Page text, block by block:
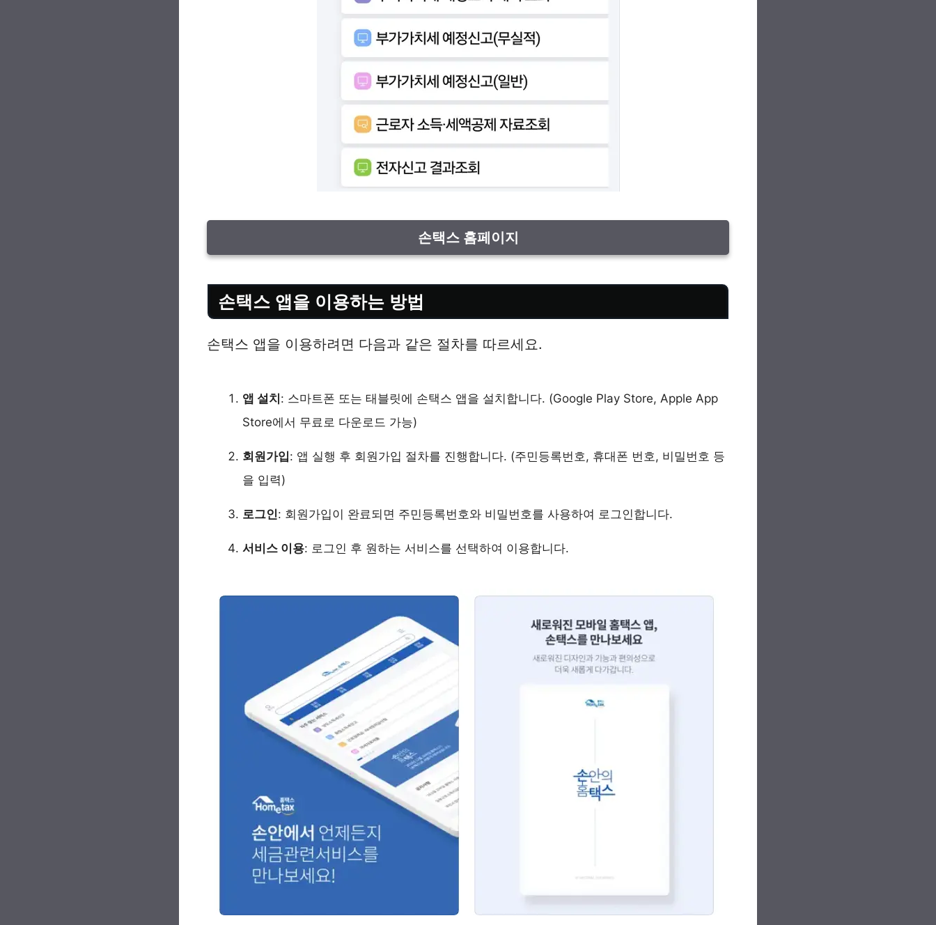
손택스 홈페이지
손택스 앱을 이용하는 방법
손택스 앱을 이용하려면 다음과 같은 절차를 따르세요.
앱 설치: 스마트폰 또는 태블릿에 손택스 앱을 설치합니다. (Google Play Store, Apple App
Store에서 무료로 다운로드 가능)
회원가입: 앱 실행 후 회원가입 절차를 진행합니다. (주민등록번호, 휴대폰 번호, 비밀번호 등
을 입력)
로그인: 회원가입이 완료되면 주민등록번호와 비밀번호를 사용하여 로그인합니다.
서비스 이용: 로그인 후 원하는 서비스를 선택하여 이용합니다.